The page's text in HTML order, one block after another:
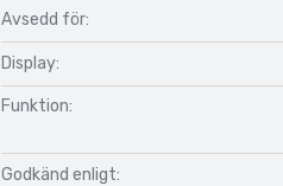
Avsedd för:
Display:
Funktion:
Godkänd enligt: